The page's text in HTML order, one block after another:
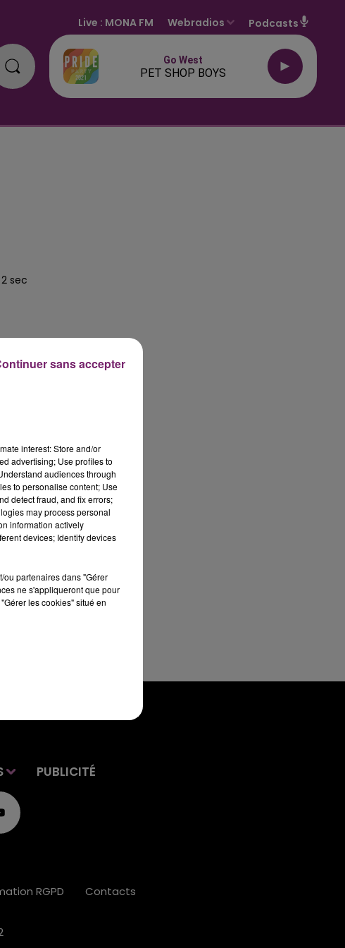
Live : MONA FM Webradios Podcasts
Go West
PET SHOP BOYS
sec
PUBLICITÉ
RGPD Contacts
interest: Store and/or
advertising; Use profiles to
audiences through
to personalise content; Use
detect fraud, and fix errors;
may process personal
information actively
devices; Identify devices
ou partenaires dans "Gérer
ne s'appliqueront que pour
les cookies" situé en
sans accepter